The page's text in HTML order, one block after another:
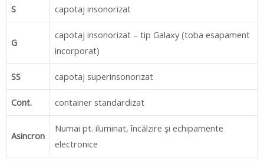
S capotaj insonorizat
G
capotaj insonorizat – tip Galaxy (toba esapament
incorporat)
SS capotaj superinsonorizat
Cont. container standardizat
Asincron
Numai pt. iluminat, încălzire şi echipamente
electronice